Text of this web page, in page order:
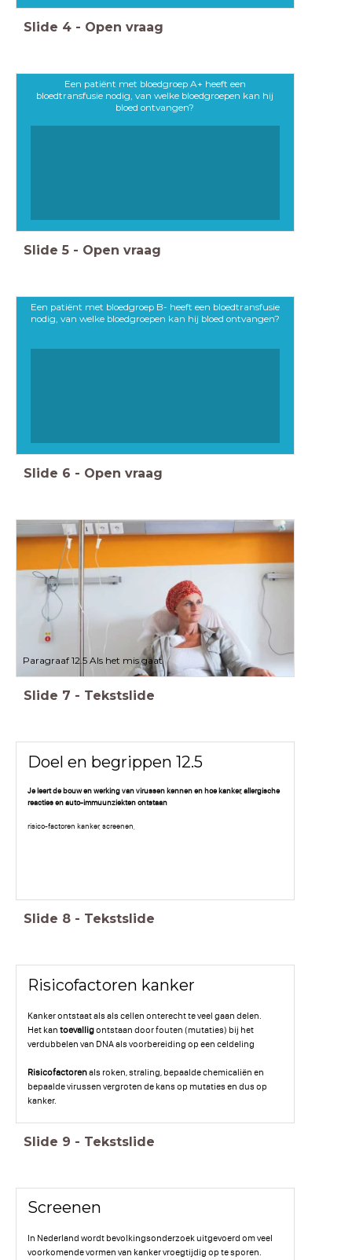
Slide 4 - Open vraag
Een patiënt met bloedgroep A+ heeft een
bloedtransfusie nodig, van welke bloedgroepen kan hij
bloed ontvangen?
Slide 5 - Open vraag
Een patiënt met bloedgroep B- heeft een bloedtransfusie
nodig, van welke bloedgroepen kan hij bloed ontvangen?
Slide 6 - Open vraag
Paragraaf 12.5 Als het mis gaat
Slide 7 - Tekstslide
Doel en begrippen 12.5
Je leert de bouw en werking van virussen kennen en hoe kanker, allergische
reacties en auto-immuunziekten ontstaan
risico-factoren kanker, screenen,
Slide 8 - Tekstslide
Risicofactoren kanker
Kanker ontstaat als als cellen onterecht te veel gaan delen.
Het kan toevalligontstaan door fouten (mutaties) bij het
verdubbelen van DNA als voorbereiding op een celdeling
Risicofactorenals roken, straling, bepaalde chemicaliën en
bepaalde virussen vergroten de kans op mutaties en dus op
kanker.
Slide 9 - Tekstslide
Screenen
In Nederland wordt bevolkingsonderzoek uitgevoerd om veel
voorkomende vormen van kanker vroegtijdig op te sporen.